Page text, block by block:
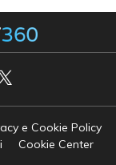
e Cookie Policy
Cookie Center